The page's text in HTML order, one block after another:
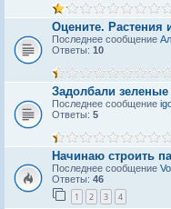
Оцените. Растения
Последнее сообщение
Ответы: 10
Задолбали
Последнее сообщение
Ответы: 5
Начинаю строить
Последнее сообщение
Ответы: 46
1 2 3 4